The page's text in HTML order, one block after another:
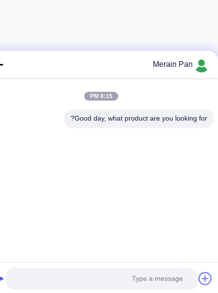
Merain Pan
8:15 PM
Good day, what product are you looking